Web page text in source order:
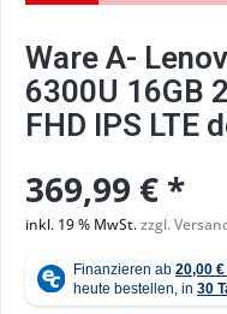
Ware A-
6300U 16GB
FHD IPS LTE
369,99 € *
inkl. 19 % MwSt.zzgl.